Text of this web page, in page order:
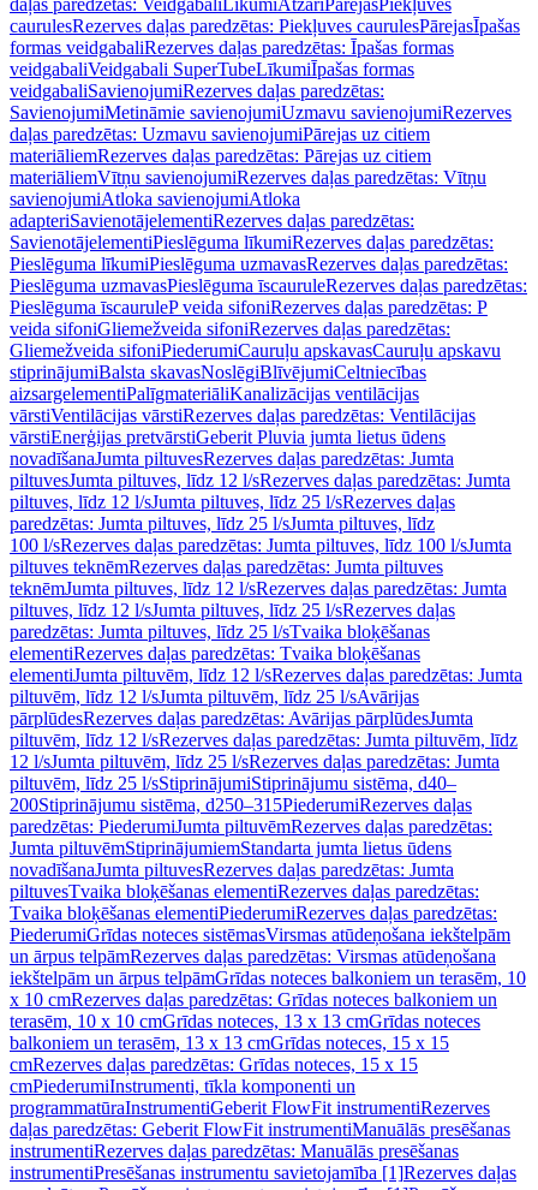
daļas paredzētas: Veidgabali LīkumiAtzari PārejasPiekļuves
caurulesRezerves daļas paredzētas: Piekļuves caurulesPārejasĪpašas
formas veidgabaliRezerves daļas paredzētas: Īpašas formas
veidgabaliVeidgabali SuperTubeLīkumiĪpašas formas
veidgabaliSavienojumiRezerves daļas paredzētas:
SavienojumiMetināmie savienojumiUzmavu savienojumiRezerves
daļas paredzētas: Uzmavu savienojumiPārejas uz citiem
materiāliemRezerves daļas paredzētas: Pārejas uz citiem
materiāliemVītņu savienojumiRezerves daļas paredzētas: Vītņu
savienojumiAtloka savienojumiAtloka
adapteriSavienotājelementiRezerves daļas paredzētas:
SavienotājelementiPieslēguma līkumiRezerves daļas paredzētas:
Pieslēguma līkumiPieslēguma uzmavasRezerves daļas paredzētas:
Pieslēguma uzmavasPieslēguma īscauruleRezerves daļas paredzētas:
Pieslēguma īscauruleP veida sifoniRezerves daļas paredzētas: P
veida sifoniGliemežveida sifoniRezerves daļas paredzētas:
Gliemežveida sifoniPiederumiCauruļu apskavasCauruļu apskavu
stiprinājumiBalsta skavasNoslēgiBlīvējumiCeltniecības
aizsargelementiPalīgmateriāliKanalizācijas ventilācijas
vārstiVentilācijas vārstiRezerves daļas paredzētas: Ventilācijas
vārstiEnerģijas pretvārstiGeberit Pluvia jumta lietus ūdens
novadīšanaJumta piltuvesRezerves daļas paredzētas: Jumta
piltuvesJumta piltuves, līdz 12 l/sRezerves daļas paredzētas: Jumta
piltuves, līdz 12 l/sJumta piltuves, līdz 25 l/sRezerves daļas
paredzētas: Jumta piltuves, līdz 25 l/sJumta piltuves, līdz
100 l/sRezerves daļas paredzētas: Jumta piltuves, līdz 100 l/sJumta
piltuves teknēmRezerves daļas paredzētas: Jumta piltuves
teknēmJumta piltuves, līdz 12 l/sRezerves daļas paredzētas: Jumta
piltuves, līdz 12 l/sJumta piltuves, līdz 25 l/sRezerves daļas
paredzētas: Jumta piltuves, līdz 25 l/sTvaika bloķēšanas
elementiRezerves daļas paredzētas: Tvaika bloķēšanas
elementiJumta piltuvēm, līdz 12 l/sRezerves daļas paredzētas: Jumta
piltuvēm, līdz 12 l/sJumta piltuvēm, līdz 25 l/sAvārijas
pārplūdesRezerves daļas paredzētas: Avārijas pārplūdesJumta
piltuvēm, līdz 12 l/sRezerves daļas paredzētas: Jumta piltuvēm, līdz
12 l/sJumta piltuvēm, līdz 25 l/sRezerves daļas paredzētas: Jumta
piltuvēm, līdz 25 l/sStiprinājumiStiprinājumu sistēma, d40–
200Stiprinājumu sistēma, d250–315PiederumiRezerves daļas
paredzētas: PiederumiJumta piltuvēmRezerves daļas paredzētas:
Jumta piltuvēmStiprinājumiemStandarta jumta lietus ūdens
novadīšanaJumta piltuvesRezerves daļas paredzētas: Jumta
piltuvesTvaika bloķēšanas elementiRezerves daļas paredzētas:
Tvaika bloķēšanas elementiPiederumiRezerves daļas paredzētas:
PiederumiGrīdas noteces sistēmasVirsmas atūdeņošana iekštelpām
un ārpus telpāmRezerves daļas paredzētas: Virsmas atūdeņošana
iekštelpām un ārpus telpāmGrīdas noteces balkoniem un terasēm, 10
x 10 cmRezerves daļas paredzētas: Grīdas noteces balkoniem un
terasēm, 10 x 10 cmGrīdas noteces, 13 x 13 cmGrīdas noteces
balkoniem un terasēm, 13 x 13 cmGrīdas noteces, 15 x 15
cmRezerves daļas paredzētas: Grīdas noteces, 15 x 15
cmPiederumiInstrumenti, tīkla komponenti un
programmatūraInstrumentiGeberit FlowFit instrumentiRezerves
daļas paredzētas: Geberit FlowFit instrumentiManuālās presēšanas
instrumentiRezerves daļas paredzētas: Manuālās presēšanas
instrumentiPresēšanas instrumentu savietojamība [1]Rezerves daļas